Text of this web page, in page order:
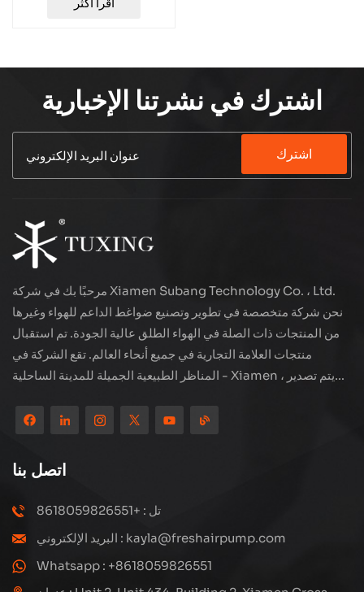
TUXING TXES061
اشترك في نشرتنا الإخبارية
اشترك
مرحبًا بك في شركة Xiamen Subang Technology Co. ، Ltd.
نحن شركة متخصصة في تطوير وتصنيع ضواغط الداعم للهواء وغيرها
من المنتجات ذات الصلة في الهواء الطلق عالية الجودة. تم استقبال
منتجات العلامة التجارية في جميع أنحاء العالم. تقع الشركة في
المناظر الطبيعية الجميلة للمدينة الساحلية - Xiamen ، يتم تصدير
دولية واسعة. لدى Subang Technology فريق مبيعات محترف
ونظام خدمة فعال بعد البيع ، نحن نستكشف دائمًا ودراسة كيفية ترقية
منتجاتنا باستمرار من خلال الابتكار لتلبية الاحتياجات المتزايدة للعملاء.
التركيز الأساسي للشركة على إنتاج وتصنيع الضواغط عالية الضغط ،
تصميمها الهيكلي هو علمي ومعقول ، لضمان الأداء الفعال للمنتجات.
اتصل بنا
تل : +8618059826551
البريد الإلكتروني : kayla@freshairpump.com
Whatsapp : +8618059826551